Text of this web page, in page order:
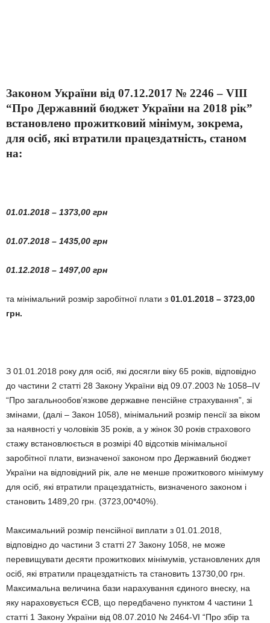
Законом України від 07.12.2017 № 2246 – VIII
“Про Державний бюджет України на 2018 рік”
встановлено прожитковий мінімум, зокрема,
для осіб, які втратили працездатність, станом
на:
01.01.2018 – 1373,00 грн
01.07.2018 – 1435,00 грн
01.12.2018 – 1497,00 грн
та мінімальний розмір заробітної плати з 01.01.2018 – 3723,00
грн.
З 01.01.2018 року для осіб, які досягли віку 65 років, відповідно
до частини 2 статті 28 Закону України від 09.07.2003 № 1058–IV
“Про загальнообов’язкове державне пенсійне страхування”, зі
змінами, (далі – Закон 1058), мінімальний розмір пенсії за віком
за наявності у чоловіків 35 років, а у жінок 30 років страхового
стажу встановлюється в розмірі 40 відсотків мінімальної
заробітної плати, визначеної законом про Державний бюджет
України на відповідний рік, але не менше прожиткового мінімуму
для осіб, які втратили працездатність, визначеного законом і
становить 1489,20 грн. (3723,00*40%).
Максимальний розмір пенсійної виплати з 01.01.2018,
відповідно до частини 3 статті 27 Закону 1058, не може
перевищувати десяти прожиткових мінімумів, установлених для
осіб, які втратили працездатність та становить 13730,00 грн.
Максимальна величина бази нарахування єдиного внеску, на
яку нараховується ЄСВ, що передбачено пунктом 4 частини 1
статті 1 Закону України від 08.07.2010 № 2464-VI “Про збір та